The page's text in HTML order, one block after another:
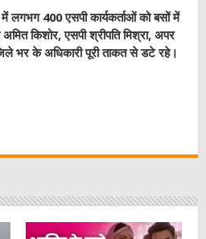
लगभग 400 एसपी कार्यकर्ताओं को बसों में
किशोर, एसपी श्रीपति मिश्रा, अपर
भर के अधिकारी पूरी ताकत से डटे रहे।